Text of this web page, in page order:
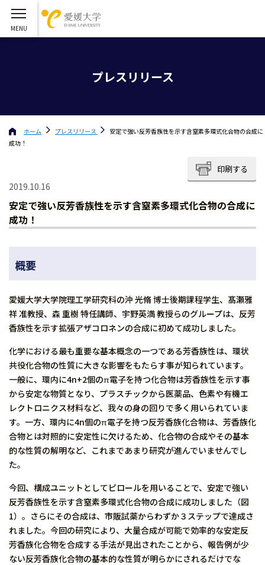
プレスリリース
ホーム プレスリリース
安定で強い反芳香族性を示す含窒素多環式化合物の合成に
成功！
印刷する
2019.10.16
安定で強い反芳香族性を示す含窒素多環式化合物の合成に
成功！
概要
愛媛大学大学院理工学研究科の沖 光脩 博士後期課程学生、髙瀬雅
祥 准教授、森 重樹 特任講師、宇野英満 教授らのグループは、反芳
香族性を示す拡張アザコロネンの合成に初めて成功しました。
化学における最も重要な基本概念の一つである芳香族性は、環状
共役化合物の性質に大きな影響をもたらす事が知られています。
一般に、環内に4n+2個のπ電子を持つ化合物は芳香族性を示す事
から安定な物質となり、プラスチックから医薬品、色素や有機エ
レクトロニクス材料など、我々の身の回りで多く用いられていま
す。一方、環内に4n個のπ電子を持つ反芳香族化合物は、芳香族化
合物とは対照的に安定性に欠けるため、化合物の合成やその基本
的な性質の解明など、これまであまり研究が進んでいませんでし
た。
今回、構成ユニットとしてピロールを用いることで、安定で強い
反芳香族性を示す含窒素多環式化合物の合成に成功しました（図
1）。さらにその合成は、市販試薬からわずか３ステップで達成さ
れました。今回の研究により、大量合成が可能で効率的な安定反
芳香族化合物を合成する手法が見出されたことから、報告例が少
ない反芳香族化合物の基本的な性質が明らかにされるだけでな